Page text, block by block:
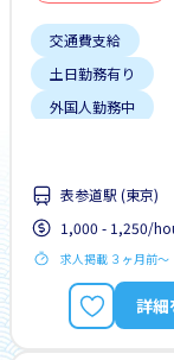
交通費支給
土日勤務有り
外国人勤務中
表参道駅 (東京)
1,000 - 1,250/
求人掲載 ３ヶ月前〜
詳細